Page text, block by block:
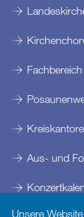
Aus- und
Unsere